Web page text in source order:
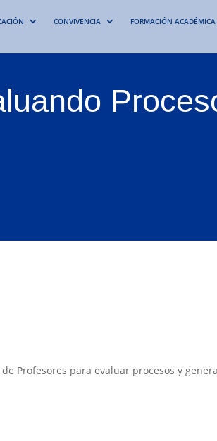
CONVIVENCIA FORMACIÓN ACADÉMICA
Profesores para evaluar procesos y